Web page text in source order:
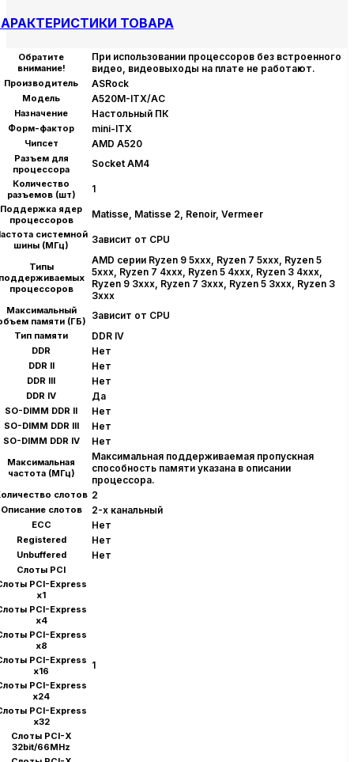
ТОВАРА
Обратите
внимание!
При использовании процессоров без встроенного
видео, видеовыходы на плате не работают.
Производитель ASRock
Модель A520M-ITX/AC
Назначение Настольный ПК
Форм-фактор mini-ITX
Чипсет AMD A520
Разъем для
процессора
Socket AM4
Количество
разъемов (шт)
1
Поддержка ядер
процессоров
Matisse, Matisse 2, Renoir, Vermeer
системной
шины (МГц)
Зависит от CPU
Типы
процессоров
AMD серии Ryzen 9 5xxx, Ryzen 7 5xxx, Ryzen 5
5xxx, Ryzen 7 4xxx, Ryzen 5 4xxx, Ryzen 3 4xxx,
Ryzen 9 3xxx, Ryzen 7 3xxx, Ryzen 5 3xxx, Ryzen 3
3xxx
Максимальный
памяти (ГБ)
Зависит от CPU
Тип памяти DDR IV
DDR Нет
DDR II Нет
DDR III Нет
DDR IV Да
SO-DIMM DDR II Нет
SO-DIMM DDR III Нет
SO-DIMM DDR IV Нет
Максимальная
частота (МГц)
Максимальная поддерживаемая пропускная
способность памяти указана в описании
процессора.
слотов 2
Описание слотов 2-х канальный
ECC Нет
Registered Нет
Unbuffered Нет
Слоты PCI
PCI-Express
x1
PCI-Express
x4
PCI-Express
x8
PCI-Express
x16
1
PCI-Express
x24
PCI-Express
x32
Слоты PCI-X
32bit/66MHz